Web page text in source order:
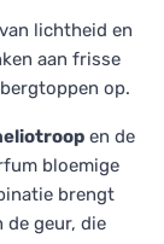
lichtheid en
aan frisse
op.
en de
bloemige
brengt
de geur, die